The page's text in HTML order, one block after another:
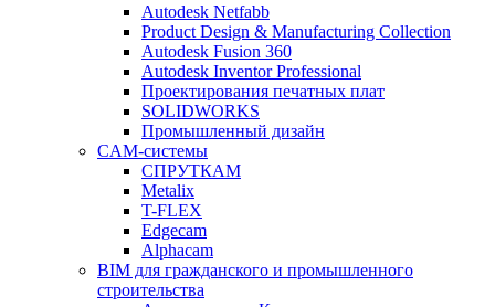
Autodesk Netfabb
Product Design & Manufacturing Collection
Autodesk Fusion 360
Autodesk Inventor Professional
Проектирования печатных плат
SOLIDWORKS
Промышленный дизайн
CAM-системы
СПРУТКAM
Metalix
T-FLEX
Edgecam
Alphacam
BIM для гражданского и промышленного
строительства